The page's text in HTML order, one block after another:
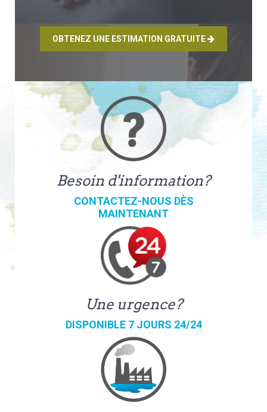
OBTENEZ UNE ESTIMATION GRATUITE
Besoin d'information?
CONTACTEZ-NOUS DÈS
MAINTENANT
Une urgence?
DISPONIBLE 7 JOURS 24/24